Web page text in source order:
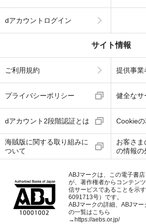
dアカウントログイン
サイト情報
ご利用規約 提供事業
プライバシーポリシー 健全なサ
dアカウント2段階認証とは Cookie
海賊版に関する取り組みに
ついて
お客さま
の情報の
ABJマークは、この電子書
が、著作権者からコンテン
信サービスであることを示
6091713号）です。
ABJマークの詳細、ABJマ
の一覧はこちら
→ https://aebs.or.jp/